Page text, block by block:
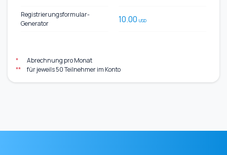
Registrierungsformular-
Generator
10.00 USD
*
Abrechnung pro Monat
**
für jeweils 50 Teilnehmer im Konto